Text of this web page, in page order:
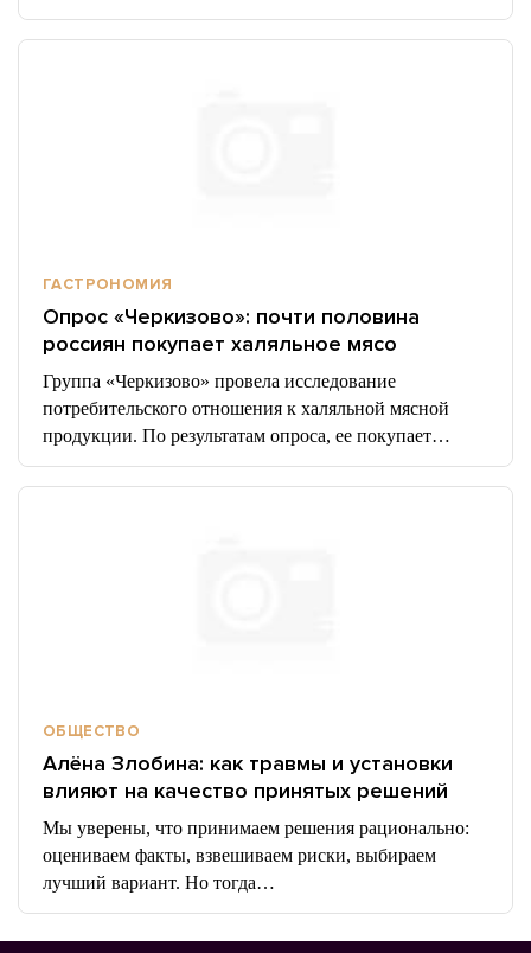
ГАСТРОНОМИЯ
Опрос «Черкизово»: почти половина
россиян покупает халяльное мясо
Группа «Черкизово» провела исследование
потребительского отношения к халяльной мясной
продукции. По результатам опроса, ее покупает…
ОБЩЕСТВО
Алёна Злобина: как травмы и установки
влияют на качество принятых решений
Мы уверены, что принимаем решения рационально:
оцениваем факты, взвешиваем риски, выбираем
лучший вариант. Но тогда…